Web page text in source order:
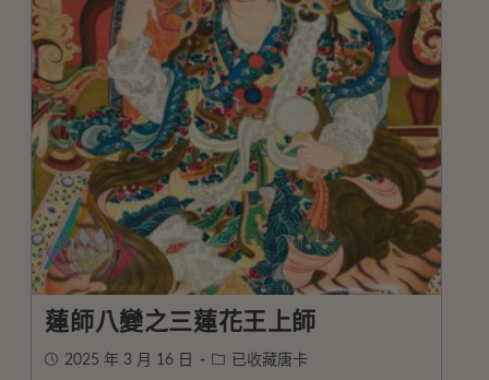
蓮師八變之三蓮花王上師
2025 年 3 月 16 日 已收藏唐卡